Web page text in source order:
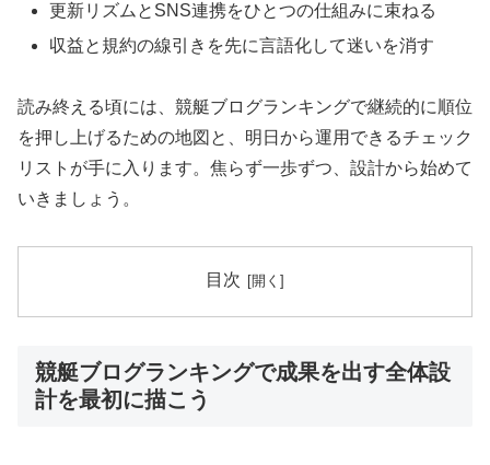
更新リズムとSNS連携をひとつの仕組みに束ねる
収益と規約の線引きを先に言語化して迷いを消す
読み終える頃には、競艇ブログランキングで継続的に順位
を押し上げるための地図と、明日から運用できるチェック
リストが手に入ります。焦らず一歩ずつ、設計から始めて
いきましょう。
目次
競艇ブログランキングで成果を出す全体設
計を最初に描こう